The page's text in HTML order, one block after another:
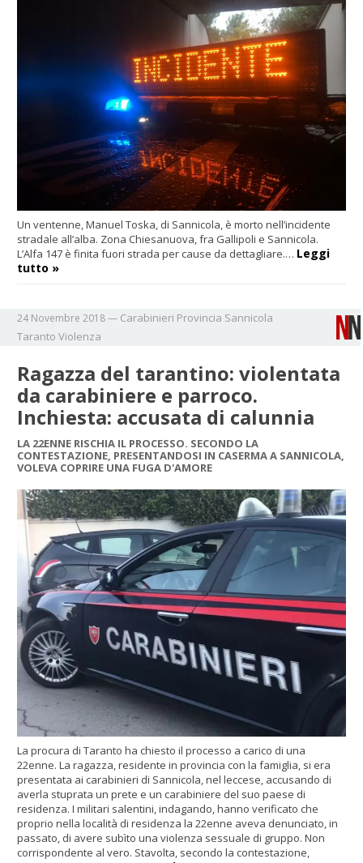
Un ventenne, Manuel Toska, di Sannicola, è morto nell’incidente
stradale all’alba. Zona Chiesanuova, fra Gallipoli e Sannicola.
L’Alfa 147 è finita fuori strada per cause da dettagliare.… Leggi
tutto »
24 Novembre 2018— Carabinieri Provincia Sannicola
Taranto Violenza
Ragazza del tarantino: violentata
da carabiniere e parroco.
Inchiesta: accusata di calunnia
LA 22ENNE RISCHIA IL PROCESSO. SECONDO LA
CONTESTAZIONE, PRESENTANDOSI IN CASERMA A SANNICOLA,
VOLEVA COPRIRE UNA FUGA D'AMORE
La procura di Taranto ha chiesto il processo a carico di una
22enne. La ragazza, residente in provincia con la famiglia, si era
presentata ai carabinieri di Sannicola, nel leccese, accusando di
averla stuprata un prete e un carabiniere del suo paese di
residenza. I militari salentini, indagando, hanno verificato che
proprio nella località di residenza la 22enne aveva denunciato, in
passato, di avere subìto una violenza sessuale di gruppo. Non
corrispondente al vero. Stavolta, secondo la contestazione,